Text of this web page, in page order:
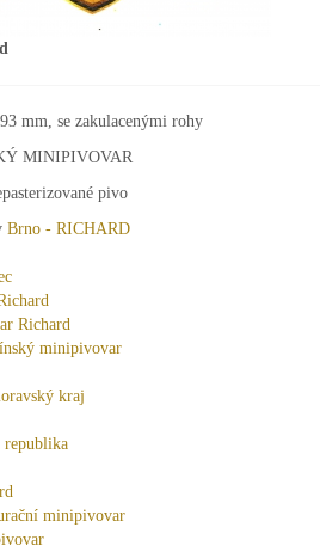
mm, se zakulacenými rohy
MINIPIVOVAR
pivo
Brno - RICHARD
Richard
minipivovar
kraj
republika
minipivovar